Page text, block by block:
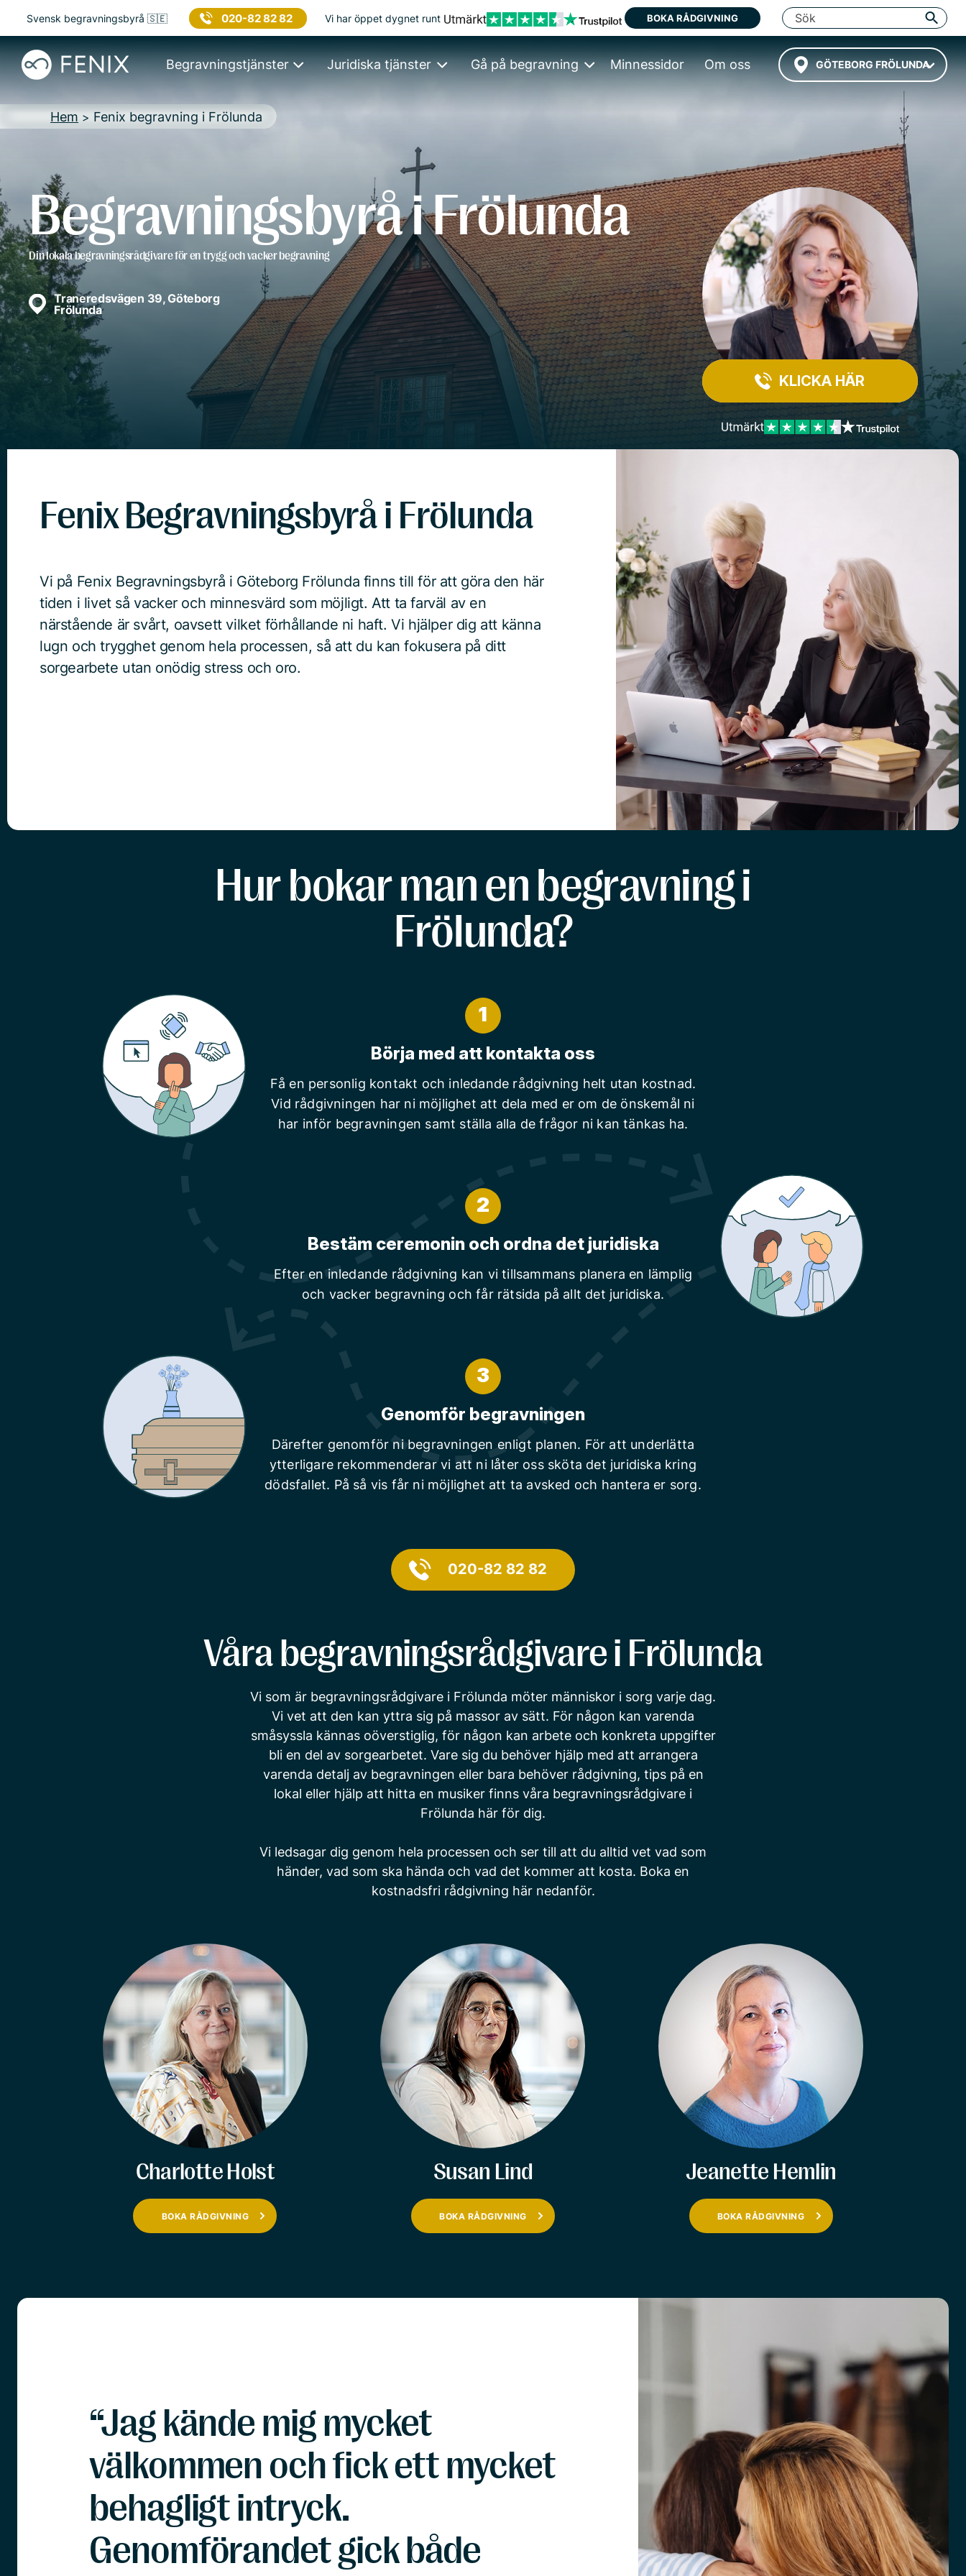
Svensk begravningsbyrå 🇸🇪 020-82 82 82 Vi har öppet dygnet runt BOKA RÅDGIVNING
GÖTEBORG FRÖLUNDA
Begravningstjänster Juridiska tjänster Gå på begravning Minnessidor Om oss
Hem > Fenix begravning i Frölunda
Begravningsbyrå i Frölunda
Din lokala begravningsrådgivare för en trygg och vacker begravning
Traneredsvägen 39, Göteborg
Frölunda
KLICKA HÄR
Fenix Begravningsbyrå i Frölunda
Vi på Fenix Begravningsbyrå i Göteborg Frölunda finns till för att göra den här
tiden i livet så vacker och minnesvärd som möjligt. Att ta farväl av en
närstående är svårt, oavsett vilket förhållande ni haft. Vi hjälper dig att känna
lugn och trygghet genom hela processen, så att du kan fokusera på ditt
sorgearbete utan onödig stress och oro.
Hur bokar man en begravning i
Frölunda?
1
Börja med att kontakta oss
Få en personlig kontakt och inledande rådgivning helt utan kostnad.
Vid rådgivningen har ni möjlighet att dela med er om de önskemål ni
har inför begravningen samt ställa alla de frågor ni kan tänkas ha.
2
Bestäm ceremonin och ordna det juridiska
Efter en inledande rådgivning kan vi tillsammans planera en lämplig
och vacker begravning och får rätsida på allt det juridiska.
3
Genomför begravningen
Därefter genomför ni begravningen enligt planen. För att underlätta
ytterligare rekommenderar vi att ni låter oss sköta det juridiska kring
dödsfallet. På så vis får ni möjlighet att ta avsked och hantera er sorg.
020-82 82 82
Våra begravningsrådgivare i Frölunda
Vi som är begravningsrådgivare i Frölunda möter människor i sorg varje dag.
Vi vet att den kan yttra sig på massor av sätt. För någon kan varenda
småsyssla kännas oöverstiglig, för någon kan arbete och konkreta uppgifter
bli en del av sorgearbetet. Vare sig du behöver hjälp med att arrangera
varenda detalj av begravningen eller bara behöver rådgivning, tips på en
lokal eller hjälp att hitta en musiker finns våra begravningsrådgivare i
Frölunda här för dig.
Vi ledsagar dig genom hela processen och ser till att du alltid vet vad som
händer, vad som ska hända och vad det kommer att kosta. Boka en
kostnadsfri rådgivning här nedanför.
Charlotte Holst
BOKA RÅDGIVNING
Susan Lind
BOKA RÅDGIVNING
Jeanette Hemlin
BOKA RÅDGIVNING
“Jag kände mig mycket
välkommen och fick ett mycket
behagligt intryck.
Genomförandet gick både